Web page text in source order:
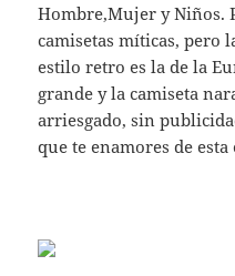
Hombre,Mujer y Niños.
camisetas míticas, pero
estilo retro es la de la
grande y la camiseta
arriesgado, sin
que te enamores de esta